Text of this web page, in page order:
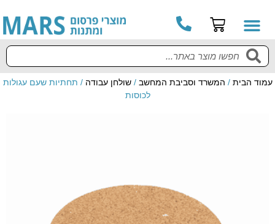
עמוד הבית / המשרד וסביבת המחשב /שולחן עבודה / תחתיות שעם עגולות
לכוסות